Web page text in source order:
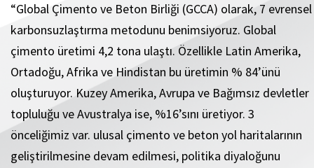
“Global Çimento ve Beton Birliği (GCCA) olarak, 7 evrensel
karbonsuzlaştırma metodunu benimsiyoruz. Global
çimento üretimi 4,2 tona ulaştı. Özellikle Latin Amerika,
Ortadoğu, Afrika ve Hindistan bu üretimin % 84’ünü
oluşturuyor. Kuzey Amerika, Avrupa ve Bağımsız devletler
topluluğu ve Avustralya ise, %16’sını üretiyor. 3
önceliğimiz var. ulusal çimento ve beton yol haritalarının
geliştirilmesine devam edilmesi, politika diyaloğunu